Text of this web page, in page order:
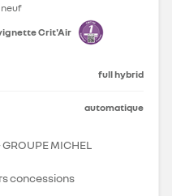
Crit'Air
full hybrid
automatique
MICHEL
concessions